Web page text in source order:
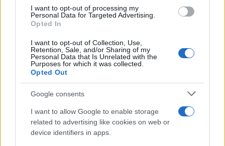
I want to opt-out of processing my
Personal Data for Targeted Advertising.
Opted In
I want to opt-out of Collection, Use,
Retention, Sale, and/or Sharing of my
Personal Data that Is Unrelated with the
Purposes for which it was collected.
Opted Out
Google consents
I want to allow Google to enable storage
related to advertising like cookies on web or
device identifiers in apps.